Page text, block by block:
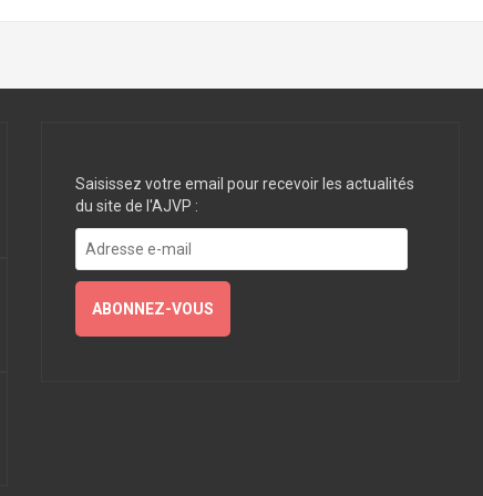
Saisissez votre email pour recevoir les actualités
du site de l'AJVP :
e-
mail
ABONNEZ-VOUS